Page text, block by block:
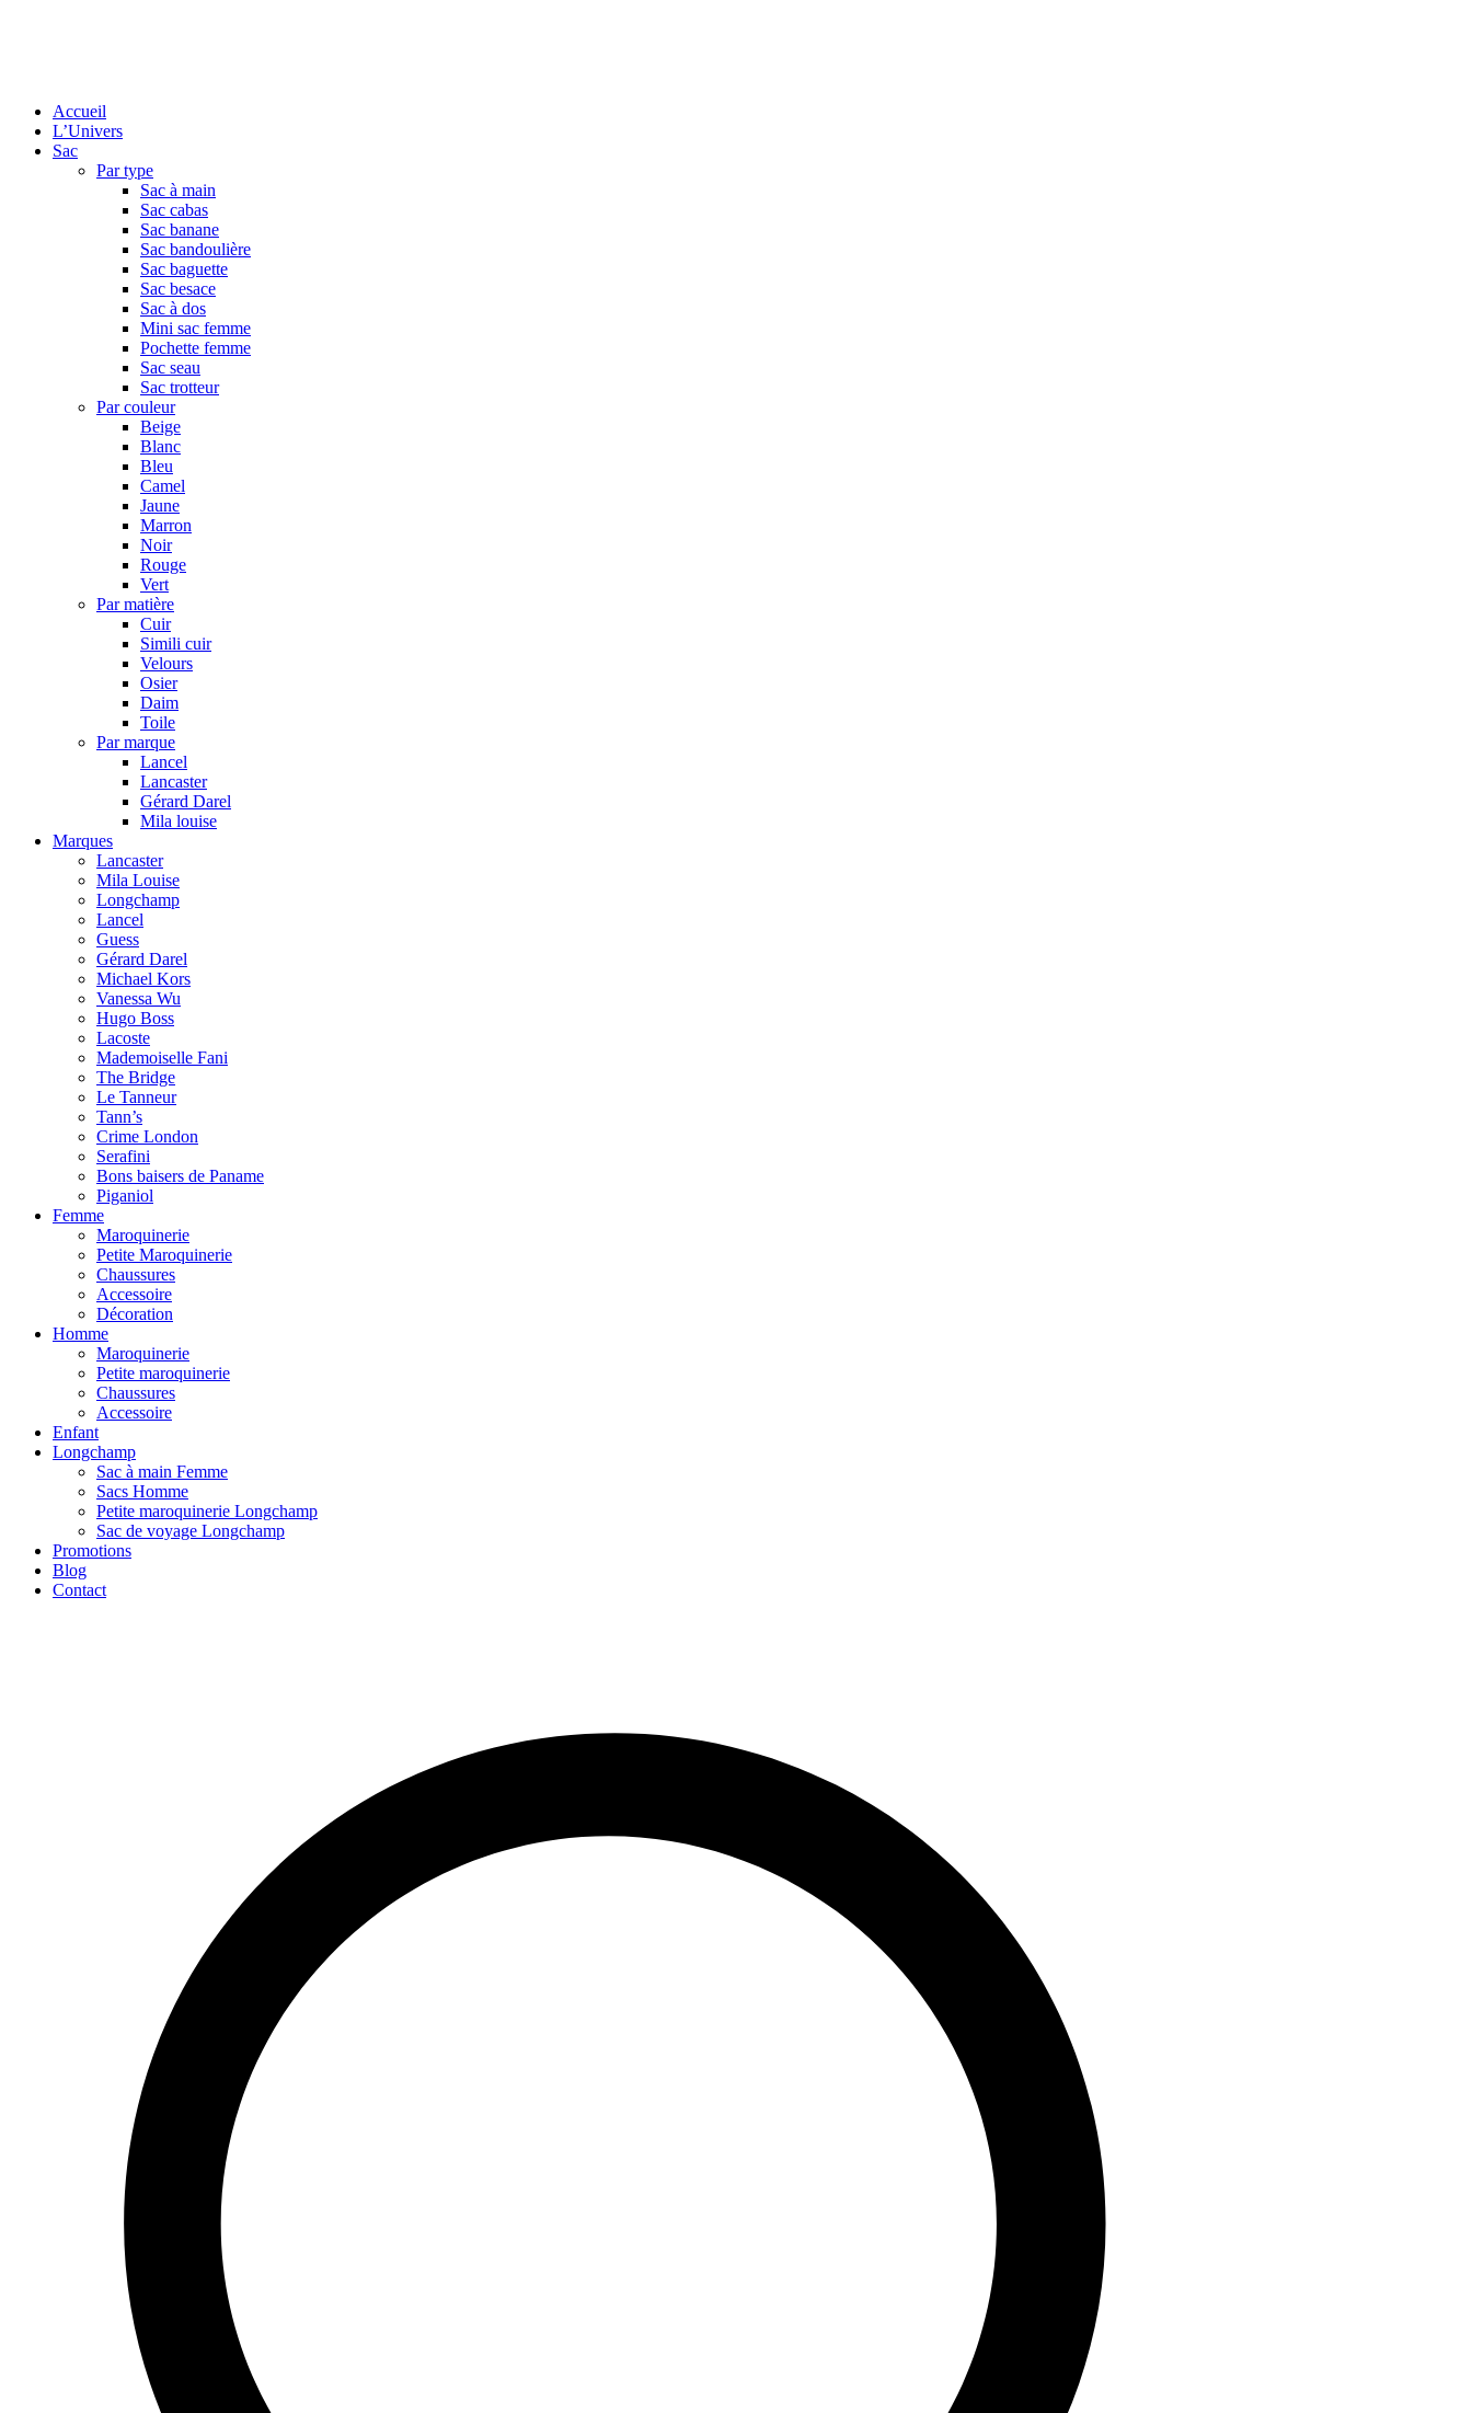
Accueil
L’Univers
Sac
Par type
Sac à main
Sac cabas
Sac banane
Sac bandoulière
Sac baguette
Sac besace
Sac à dos
Mini sac femme
Pochette femme
Sac seau
Sac trotteur
Par couleur
Beige
Blanc
Bleu
Camel
Jaune
Marron
Noir
Rouge
Vert
Par matière
Cuir
Simili cuir
Velours
Osier
Daim
Toile
Par marque
Lancel
Lancaster
Gérard Darel
Mila louise
Marques
Lancaster
Mila Louise
Longchamp
Lancel
Guess
Gérard Darel
Michael Kors
Vanessa Wu
Hugo Boss
Lacoste
Mademoiselle Fani
The Bridge
Le Tanneur
Tann’s
Crime London
Serafini
Bons baisers de Paname
Piganiol
Femme
Maroquinerie
Petite Maroquinerie
Chaussures
Accessoire
Décoration
Homme
Maroquinerie
Petite maroquinerie
Chaussures
Accessoire
Enfant
Longchamp
Sac à main Femme
Sacs Homme
Petite maroquinerie Longchamp
Sac de voyage Longchamp
Promotions
Blog
Contact